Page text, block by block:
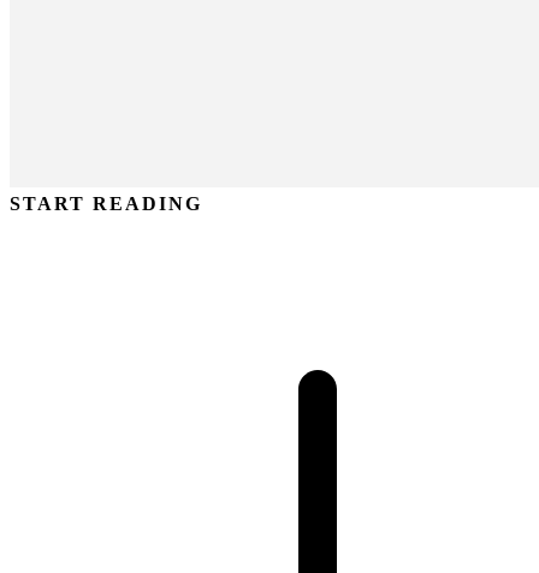
START READING